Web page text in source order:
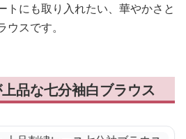
トにも取り入れたい、華やかさと
スです。
品な七分袖白ブラウス